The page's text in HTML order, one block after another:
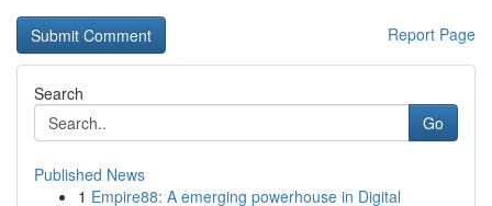
Report Page
Search
Go
Published News
1 Empire88: A emerging powerhouse in Digital